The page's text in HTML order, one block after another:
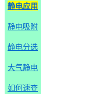
静电应用
静电吸附
静电分选
大气静电
如何速查